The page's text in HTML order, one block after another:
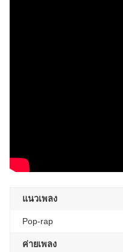
แนวเพลง
Pop-rap
ค่ายเพลง